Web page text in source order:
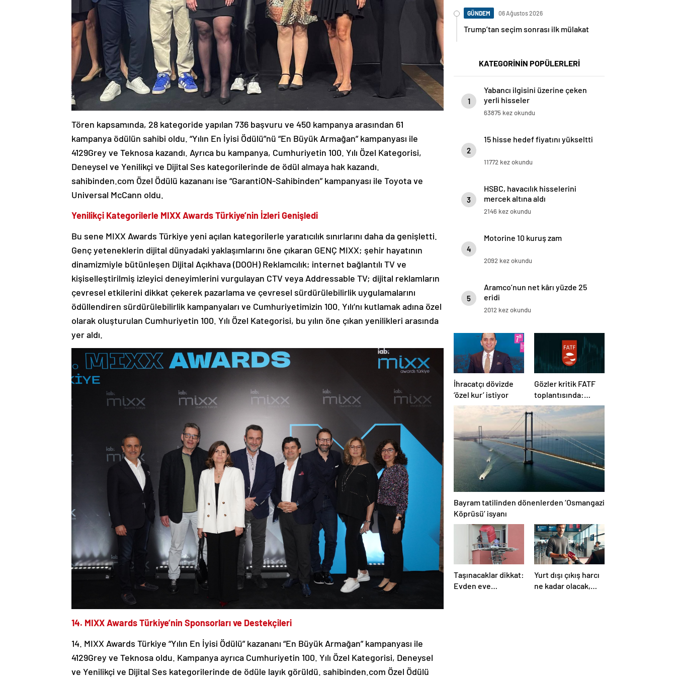
Tören kapsamında, 28 kategoride yapılan 736 başvuru ve 450 kampanya arasından 61
kampanya ödülün sahibi oldu. “Yılın En İyisi Ödülü”nü “En Büyük Armağan” kampanyası ile
4129Grey ve Teknosa kazandı. Ayrıca bu kampanya, Cumhuriyetin 100. Yılı Özel Kategorisi,
Deneysel ve Yenilikçi ve Dijital Ses kategorilerinde de ödül almaya hak kazandı.
sahibinden.com Özel Ödülü kazananı ise “GarantiON-Sahibinden” kampanyası ile Toyota ve
Universal McCann oldu.
Yenilikçi Kategorilerle MIXX Awards Türkiye’nin İzleri Genişledi
Bu sene MIXX Awards Türkiye yeni açılan kategorilerle yaratıcılık sınırlarını daha da genişletti.
Genç yeteneklerin dijital dünyadaki yaklaşımlarını öne çıkaran GENÇ MIXX; şehir hayatının
dinamizmiyle bütünleşen Dijital Açıkhava (DOOH) Reklamcılık; internet bağlantılı TV ve
kişiselleştirilmiş izleyici deneyimlerini vurgulayan CTV veya Addressable TV; dijital reklamların
çevresel etkilerini dikkat çekerek pazarlama ve çevresel sürdürülebilirlik uygulamalarını
ödüllendiren sürdürülebilirlik kampanyaları ve Cumhuriyetimizin 100. Yılı’nı kutlamak adına özel
olarak oluşturulan Cumhuriyetin 100. Yılı Özel Kategorisi, bu yılın öne çıkan yenilikleri arasında
yer aldı.
14. MIXX Awards Türkiye’nin Sponsorları ve Destekçileri
14. MIXX Awards Türkiye “Yılın En İyisi Ödülü” kazananı “En Büyük Armağan” kampanyası ile
4129Grey ve Teknosa oldu. Kampanya ayrıca Cumhuriyetin 100. Yılı Özel Kategorisi, Deneysel
ve Yenilikçi ve Dijital Ses kategorilerinde de ödüle layık görüldü. sahibinden.com Özel Ödülü
GÜNDEM 06 Ağustos 2026
Trump’tan seçim sonrası ilk mülakat
KATEGORİNİN POPÜLERLERİ
1
Yabancı ilgisini üzerine çeken
yerli hisseler
63875 kez okundu
2
15 hisse hedef fiyatını yükseltti
11772 kez okundu
3
HSBC, havacılık hisselerini
mercek altına aldı
2146 kez okundu
4
Motorine 10 kuruş zam
2092 kez okundu
5
Aramco’nun net kârı yüzde 25
eridi
2012 kez okundu
İhracatçı dövizde
‘özel kur’ istiyor
Gözler kritik FATF
toplantısında:
Türkiye gri listeden
çıkacak mı?
Bayram tatilinden dönenlerden ‘Osmangazi
Köprüsü’ isyanı
Taşınacaklar dikkat:
Evden eve
Yurt dışı çıkış harcı
ne kadar olacak,